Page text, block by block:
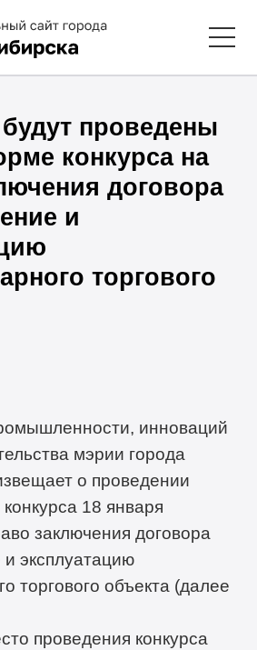
будут проведены
конкурса на
договора
и
торгового
инноваций
мэрии города
о проведении
18 января
заключения договора
эксплуатацию
торгового объекта (далее
проведения конкурса